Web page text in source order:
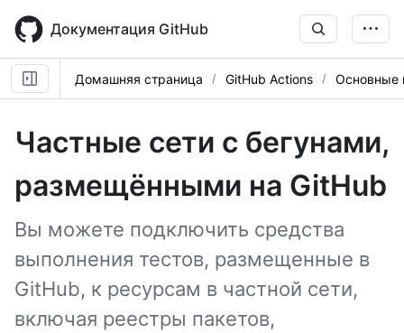
main
content
Документация GitHub
Домашняя страница GitHub Actions Основные
Частные сети с бегунами,
размещёнными на GitHub
Вы можете подключить средства
выполнения тестов, размещенные в
GitHub, к ресурсам в частной сети,
включая реестры пакетов,